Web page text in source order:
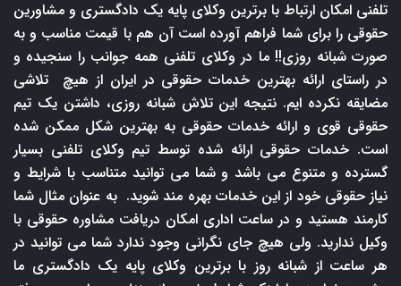
تلفنی امکان ارتباط با برترین وکلای پایه یک دادگستری و مشاورین
حقوقی را برای شما فراهم آورده است آن هم با قیمت مناسب و به
صورت شبانه روزی!! ما در وکلای تلفنی همه جوانب را سنجیده و
در راستای ارائه بهترین خدمات حقوقی در ایران از هیچ تلاشی
مضایقه نکرده ایم. نتیجه این تلاش شبانه روزی، داشتن یک تیم
حقوقی قوی و ارائه خدمات حقوقی به بهترین شکل ممکن شده
است. خدمات حقوقی ارائه شده توسط تیم وکلای تلفنی بسیار
گسترده و متنوع می باشد و شما می توانید متناسب با شرایط و
نیاز حقوقی خود از این خدمات بهره مند شوید. به عنوان مثال شما
کارمند هستید و در ساعت اداری امکان دریافت مشاوره حقوقی با
وکیل ندارید. ولی هیچ جای نگرانی وجود ندارد شما می توانید در
هر ساعت از شبانه روز با برترین وکلای پایه یک دادگستری ما